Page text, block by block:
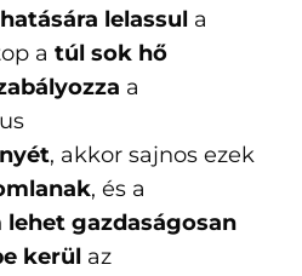
lelassul a
a túl sok hő
a
, akkor sajnos ezek
, és a
lehet gazdaságosan
kerül az